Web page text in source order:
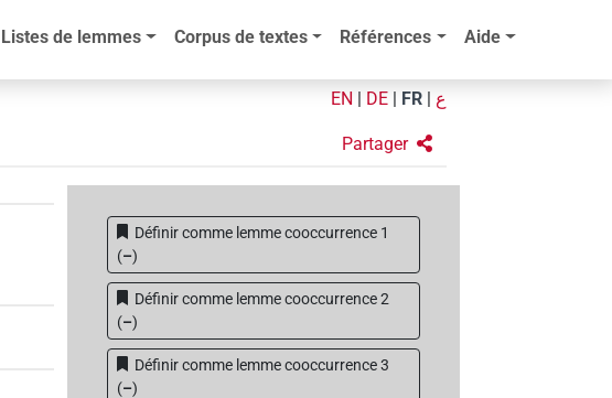
Listes de lemmes Corpus de textes Références Aide
EN DE FR ع
Partager
Définir comme lemme cooccurrence 1
(–)
Définir comme lemme cooccurrence 2
(–)
Définir comme lemme cooccurrence 3
(–)